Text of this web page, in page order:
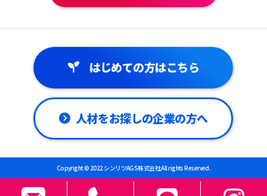
はじめての方はこちら
人材をお探しの企業の方へ
Copyright © 2022 シンリツAGS株式会社 All rights Reserved.